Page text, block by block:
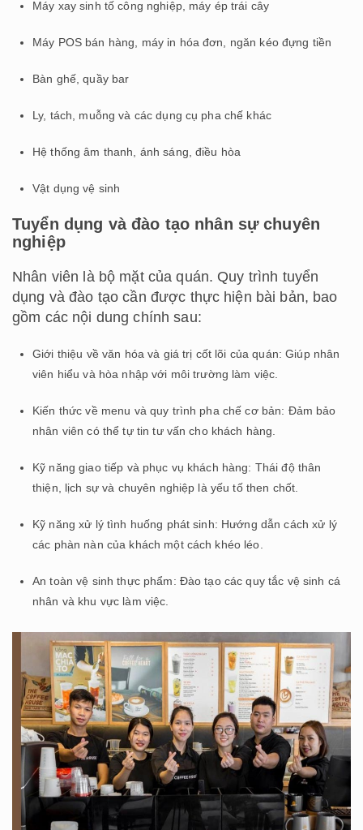
Máy xay sinh tố công nghiệp, máy ép trái cây
Máy POS bán hàng, máy in hóa đơn, ngăn kéo đựng tiền
Bàn ghế, quầy bar
Ly, tách, muỗng và các dụng cụ pha chế khác
Hệ thống âm thanh, ánh sáng, điều hòa
Vật dụng vệ sinh
Tuyển dụng và đào tạo nhân sự chuyên
nghiệp
Nhân viên là bộ mặt của quán. Quy trình tuyển
dụng và đào tạo cần được thực hiện bài bản, bao
gồm các nội dung chính sau:
Giới thiệu về văn hóa và giá trị cốt lõi của quán: Giúp nhân
viên hiểu và hòa nhập với môi trường làm việc.
Kiến thức về menu và quy trình pha chế cơ bản: Đảm bảo
nhân viên có thể tự tin tư vấn cho khách hàng.
Kỹ năng giao tiếp và phục vụ khách hàng: Thái độ thân
thiện, lịch sự và chuyên nghiệp là yếu tố then chốt.
Kỹ năng xử lý tình huống phát sinh: Hướng dẫn cách xử lý
các phàn nàn của khách một cách khéo léo.
An toàn vệ sinh thực phẩm: Đào tạo các quy tắc vệ sinh cá
nhân và khu vực làm việc.